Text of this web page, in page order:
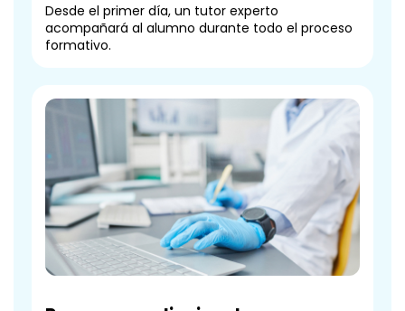
Desde el primer día, un tutor experto
acompañará al alumno durante todo el proceso
formativo.